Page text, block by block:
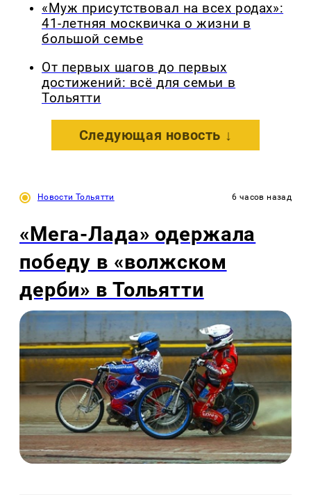
«Муж присутствовал на всех родах»:
41-летняя москвичка о жизни в
большой семье
От первых шагов до первых
достижений: всё для семьи в
Тольятти
Следующая новость ↓
Новости Тольятти 6 часов назад
«Мега-Лада» одержала
победу в «волжском
дерби» в Тольятти